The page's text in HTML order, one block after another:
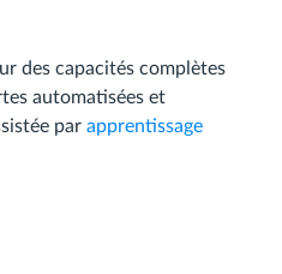
des capacités complètes
automatisées et
par apprentissage